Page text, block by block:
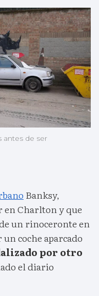
antes de ser
Banksy,
en Charlton y que
un rinoceronte en
coche aparcado
por otro
el diario